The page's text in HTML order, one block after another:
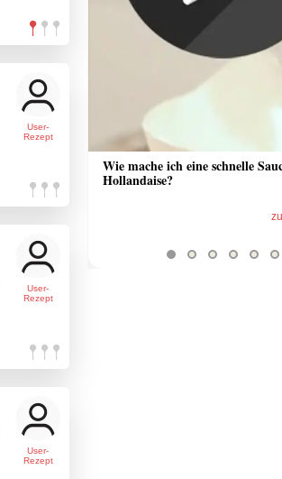
User-
Rezept
User-
Rezept
User-
Rezept
Wie mache ich eine schnelle
Hollandaise?